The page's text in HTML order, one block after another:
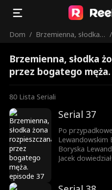
Dom / Brzemienna, słodka ż
zez bogatego męża.
/
Brzemienna, słodka
przez bogatego
80 Lista Seriali
Serial 37
Po
Lewandowskim
Boryska
Jacek
się do Jacka, a